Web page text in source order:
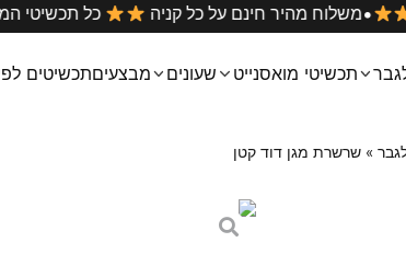
משלוח מהיר חינם על כל קניה כל • בארץ
תכשיטי מואסנייט שעונים מבצעיםתכשיטים
» שרשרת מגן דוד קטן
שרשרת מגן דוד